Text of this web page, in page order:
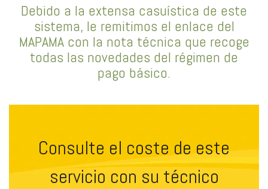
Debido a la extensa casuística de este
sistema, le remitimos el enlace del
MAPAMAcon la nota técnica que recoge
todas las novedades del régimen de
pago básico.
Consulte el coste de este
servicio con su técnico